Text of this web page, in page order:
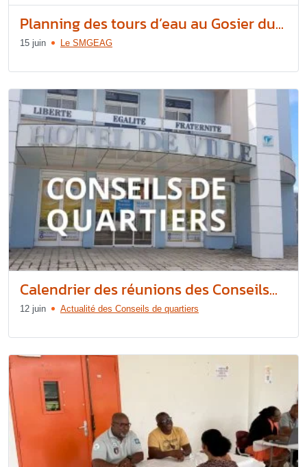
Planning des tours d’eau au Gosier du...
15 juin Le SMGEAG
Calendrier des réunions des Conseils...
12 juin Actualité des Conseils de quartiers